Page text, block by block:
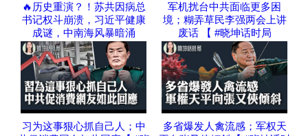
🔥历史重演？！苏共因病总
书记权斗崩溃，习近平健康
成谜，中南海风暴暗涌
军机扰台中共面临更多困
境；糊弄草民李强两会上讲
废话 【 #晓坤话时局
习为这事狠心抓自己人；中
多省爆发人禽流感；军权天